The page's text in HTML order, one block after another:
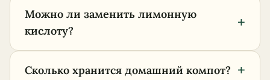
Можно ли заменить лимонную
кислоту?
+
Сколько хранится домашний компот? +